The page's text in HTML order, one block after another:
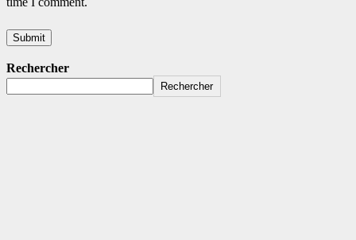
Rechercher
Rechercher